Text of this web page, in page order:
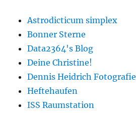
Astrodicticum simplex
Bonner Sterne
Data2364's Blog
Deine Christine!
Dennis Heidrich Fotografie
Heftehaufen
ISS Raumstation